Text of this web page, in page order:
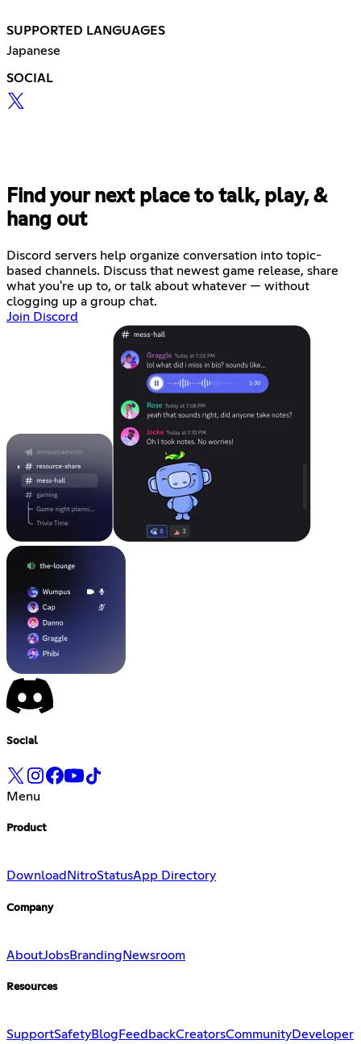
SUPPORTED LANGUAGES
Japanese
SOCIAL
Find your next place to talk, play, &
hang out
Discord servers help organize conversation into topic-
based channels. Discuss that newest game release, share
what you're up to, or talk about whatever — without
clogging up a group chat.
Join Discord
Social
Menu
Product
Download NitroStatusApp Directory
Company
AboutJobsBranding Newsroom
Resources
SupportSafetyBlog FeedbackCreatorsCommunityDeveloper